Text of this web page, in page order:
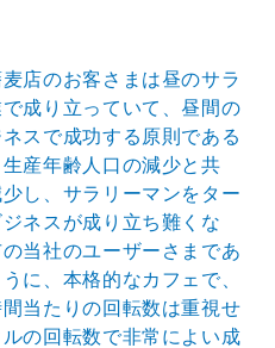
店のお客さまは昼のサラ
成り立っていて、昼間の
スで成功する原則である
産年齢人口の減少と共
し、サラリーマンをター
ネスが成り立ち難くな
当社のユーザーさまであ
に、本格的なカフェで、
当たりの回転数は重視せ
の回転数で非常によい成